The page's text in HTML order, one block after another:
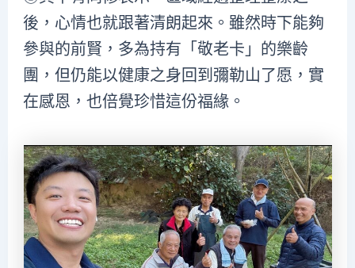
後，心情也就跟著清朗起來。雖然時下能夠
參與的前賢，多為持有「敬老卡」的樂齡
團，但仍能以健康之身回到彌勒山了愿，實
在感恩，也倍覺珍惜這份福緣。